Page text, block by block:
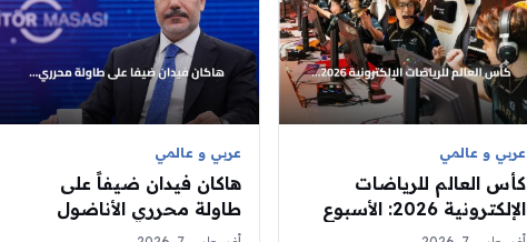
عربي و عالمي
كأس العالم للرياضات
الإلكترونية 2026: الأسبوع
الخامس يحسم ألقاب ثلاث
عربي و عالمي
هاكان فيدان ضيفاً على
طاولة محرري الأناضول
السبت